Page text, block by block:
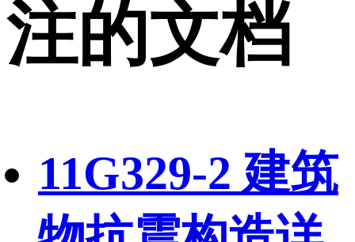
注的文档
11G329-2 建筑